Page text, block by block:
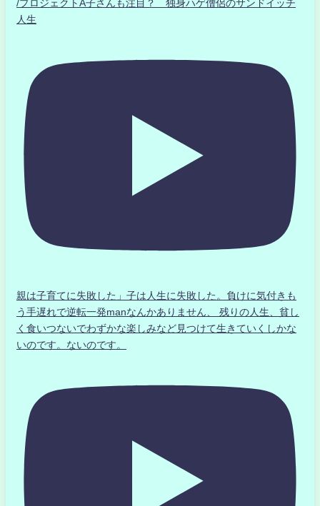
/プロジェクトA子さんも注目？ 独身ハゲ僧侶のサンドイッチ
人生
親は子育てに失敗した」子は人生に失敗した。負けに気付きも
う手遅れで逆転一発manなんかありません、 残りの人生、貧し
く食いつないでわずかな楽しみなど見つけて生きていくしかな
いのです。ないのです。